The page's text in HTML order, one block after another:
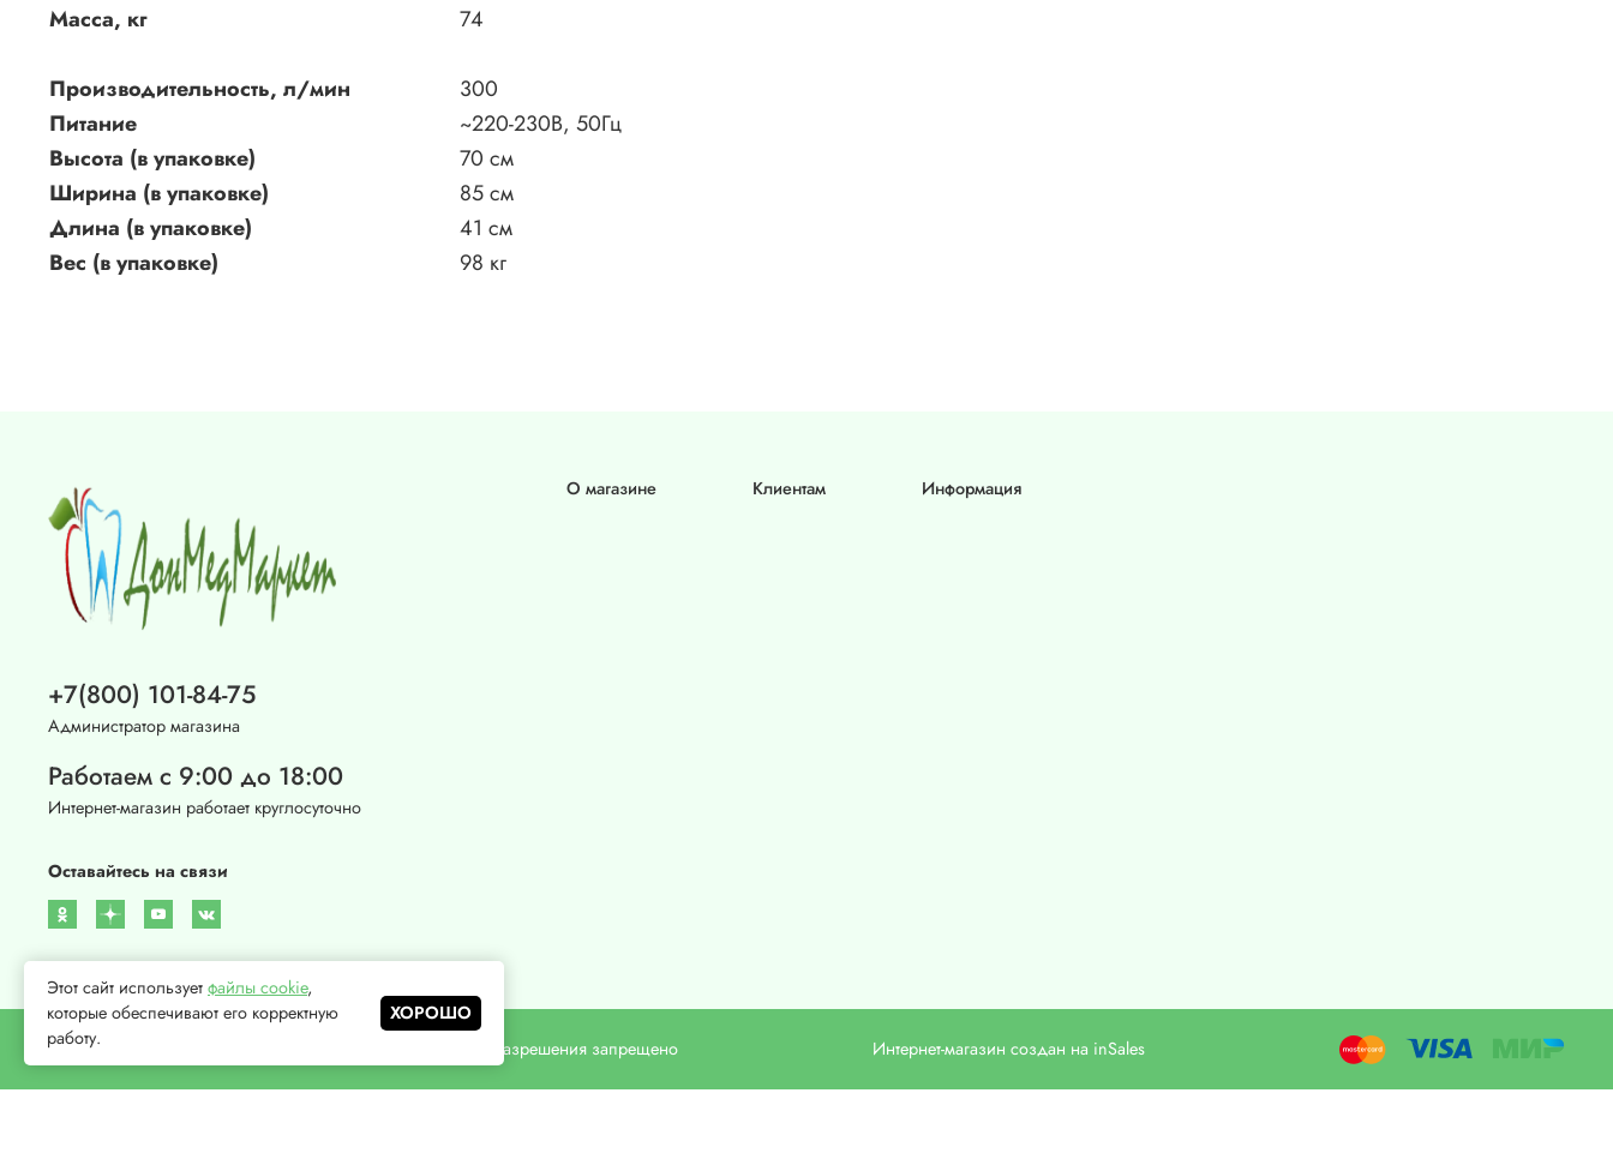
Масса, кг
74
Производительность, л/мин
300
Питание
~220-230В, 50Гц
Высота (в упаковке)
70 см
Ширина (в упаковке)
85 см
Длина (в упаковке)
41 см
Вес (в упаковке)
98 кг
О магазине Клиентам Информация
+7(800) 101-84-75
Администратор магазина
Работаем с 9:00 до 18:00
Интернет-магазин работает круглосуточно
Оставайтесь на связи
© 2023 Любое использование контента без письменного разрешения запрещено Интернет-магазин создан на inSales
Этот сайт использует файлы cookie,
которые обеспечивают его корректную
работу.
ХОРОШО